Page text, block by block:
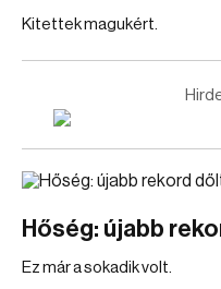
Kitettek magukért.
Hőség: újabb
Ez már a sokadik volt.